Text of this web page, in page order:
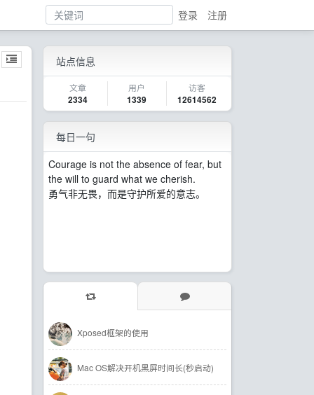
登录 注册
站点信息
文章
2334
用户
1339
访客
12614562
每日一句
Courage is not the absence of fear, but
the will to guard what we cherish.
勇气非无畏，而是守护所爱的意志。
Xposed框架的使用
Mac OS解决开机黑屏时间长(秒启动)